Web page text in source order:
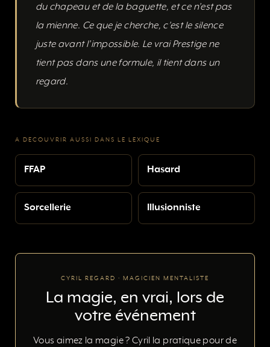
du chapeau et de la baguette, et ce n’est pas
la mienne. Ce que je cherche, c’est le silence
juste avant l’impossible. Le vrai Prestige ne
tient pas dans une formule, il tient dans un
regard.
A DECOUVRIR AUSSI DANS LE LEXIQUE
FFAP Hasard
Sorcellerie Illusionniste
CYRIL REGARD · MAGICIEN MENTALISTE
La magie, en vrai, lors de
votre événement
Vous aimez la magie ? Cyril la pratique pour de